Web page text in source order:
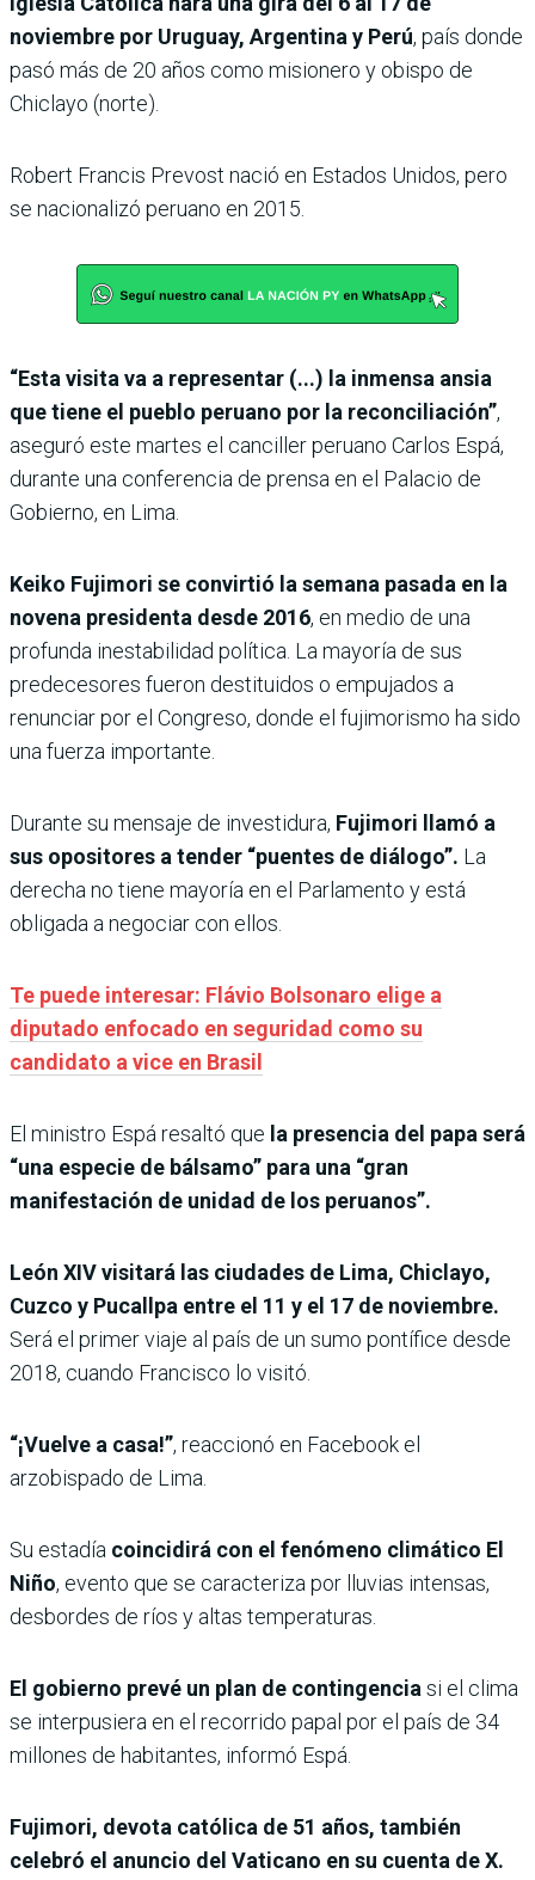
noviembre por Uruguay, Argentina y Perú, país donde
pasó más de 20 años como misionero y obispo de
Chiclayo (norte).
Robert Francis Prevost nació en Estados Unidos, pero
se nacionalizó peruano en 2015.
“Esta visita va a representar (...) la inmensa ansia
que tiene el pueblo peruano por la reconciliación”,
aseguró este martes el canciller peruano Carlos Espá,
durante una conferencia de prensa en el Palacio de
Gobierno, en Lima.
Keiko Fujimori se convirtió la semana pasada en la
novena presidenta desde 2016, en medio de una
profunda inestabilidad política. La mayoría de sus
predecesores fueron destituidos o empujados a
renunciar por el Congreso, donde el fujimorismo ha sido
una fuerza importante.
Durante su mensaje de investidura, Fujimori llamó a
sus opositores a tender “puentes de diálogo”. La
derecha no tiene mayoría en el Parlamento y está
obligada a negociar con ellos.
Te puede interesar: Flávio Bolsonaro elige a
diputado enfocado en seguridad como su
candidato a vice en Brasil
El ministro Espá resaltó que la presencia del papa será
“una especie de bálsamo” para una “gran
manifestación de unidad de los peruanos”.
León XIV visitará las ciudades de Lima, Chiclayo,
Cuzco y Pucallpa entre el 11 y el 17 de noviembre.
Será el primer viaje al país de un sumo pontífice desde
2018, cuando Francisco lo visitó.
“¡Vuelve a casa!”, reaccionó en Facebook el
arzobispado de Lima.
Su estadía coincidirá con el fenómeno climático El
Niño, evento que se caracteriza por lluvias intensas,
desbordes de ríos y altas temperaturas.
El gobierno prevé un plan de contingencia si el clima
se interpusiera en el recorrido papal por el país de 34
millones de habitantes, informó Espá.
Fujimori, devota católica de 51 años, también
celebró el anuncio del Vaticano en su cuenta de X.